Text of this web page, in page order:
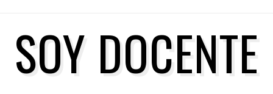
SOY DOCENTE